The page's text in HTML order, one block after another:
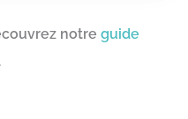
notre guide
.